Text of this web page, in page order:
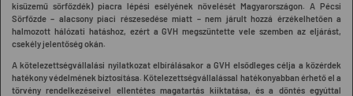
kisüzemű sörfőzdék) piacra lépési esélyének növelését Magyarországon. A Pécsi
Sörfőzde – alacsony piaci részesedése miatt – nem járult hozzá érzékelhetően a
halmozott hálózati hatáshoz, ezért a GVH megszüntette vele szemben az eljárást,
csekély jelentőség okán.
Akötelezettségvállalási nyilatkozat elbírálásakor a GVH elsődleges célja a közérdek
hatékony védelmének biztosítása. Kötelezettségvállalással hatékonyabban érhető el a
törvény rendelkezéseivel ellentétes magatartás kiiktatása, és a döntés egyúttal